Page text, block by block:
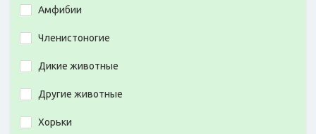
Амфибии
Членистоногие
Дикие животные
Другие животные
Хорьки